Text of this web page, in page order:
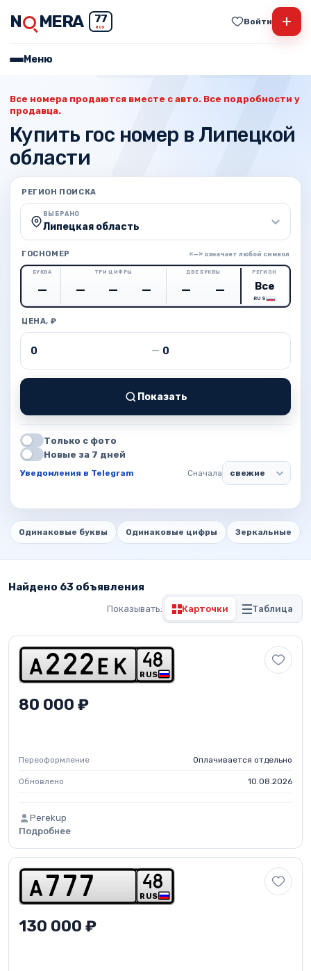
N MERA 77
RUS
Войти +
Меню
Все номера продаются вместе с авто. Все подробности у
продавца.
Купить гос номер в Липецкой
области
РЕГИОН ПОИСКА
ВЫБРАНО
Липецкая область
ГОСНОМЕР «—» означает любой символ
БУКВА ТРИ ЦИФРЫ ДВЕ БУКВЫ РЕГИОН
RUS
ЦЕНА, ₽
Цена от — Цена до
Показать
Только с фото
Новые за 7 дней
Уведомления в Telegram Сначала
Одинаковые буквы Одинаковые цифры Зеркальные
Найдено 63 объявления
Показывать: Карточки Таблица
a 2 2 2 e k RUS
48
80 000 ₽
Переоформление Оплачивается отдельно
Обновлено 10.08.2026
Perekup
Подробнее
a 7 7 7 RUS
48
130 000 ₽